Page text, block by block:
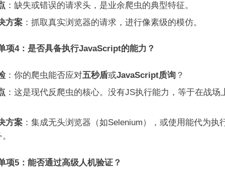
：缺失或错误的请求头，是业余爬虫的典型特征。
方案 ：抓取真实浏览器的请求，进行像素级的模仿。
项4：是否具备执行JavaScript的能力？
：你的爬虫能否应对五秒盾或JavaScript质询 ？
：这是现代反爬虫的核心。没有JS执行能力，等于在战场
方案 ：集成无头浏览器（如Selenium），或使用能代为执
项5：能否通过高级人机验证？